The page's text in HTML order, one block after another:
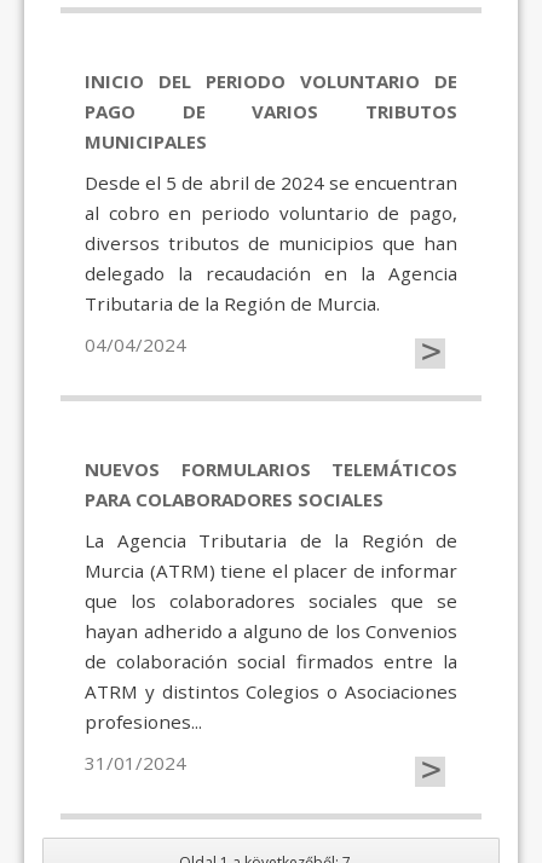
INICIO DEL PERIODO VOLUNTARIO DE
PAGO DE VARIOS TRIBUTOS
MUNICIPALES
Desde el 5 de abril de 2024 se encuentran
al cobro en periodo voluntario de pago,
diversos tributos de municipios que han
delegado la recaudación en la Agencia
Tributaria de la Región de Murcia.
04/04/2024
>
NUEVOS FORMULARIOS TELEMÁTICOS
PARA COLABORADORES SOCIALES
La Agencia Tributaria de la Región de
Murcia (ATRM) tiene el placer de informar
que los colaboradores sociales que se
hayan adherido a alguno de los Convenios
de colaboración social firmados entre la
ATRM y distintos Colegios o Asociaciones
profesiones...
31/01/2024
>